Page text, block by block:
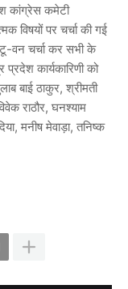
कांग्रेस कमेटी
विषयों पर चर्चा की गई
वन चर्चा कर सभी के
कार्यकारिणी को
बाई ठाकुर, श्रीमती
राठौर, घनश्याम
मनीष मेवाड़ा, तनिष्क